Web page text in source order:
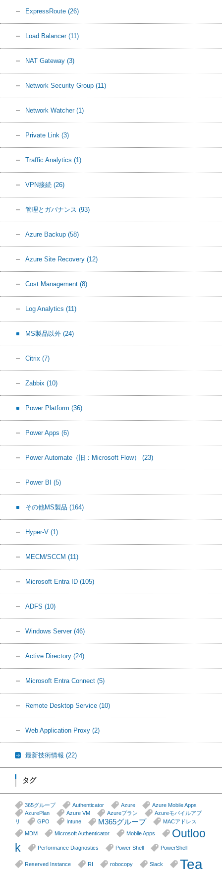
ExpressRoute (26)
Load Balancer (11)
NAT Gateway (3)
Network Security Group (11)
Network Watcher (1)
Private Link (3)
Traffic Analytics (1)
VPN接続 (26)
管理とガバナンス (93)
Azure Backup (58)
Azure Site Recovery (12)
Cost Management (8)
Log Analytics (11)
MS製品以外 (24)
Citrix (7)
Zabbix (10)
Power Platform (36)
Power Apps (6)
Power Automate（旧：Microsoft Flow） (23)
Power BI (5)
その他MS製品 (164)
Hyper-V (1)
MECM/SCCM (11)
Microsoft Entra ID (105)
ADFS (10)
Windows Server (46)
Active Directory (24)
Microsoft Entra Connect (5)
Remote Desktop Service (10)
Web Application Proxy (2)
最新技術情報 (22)
タグ
365グループ Authenticator Azure
Azure Mobile Apps
AzurePlan
Azure VM Azureプラン
Azureモバイルアプ
リ
GPO Intune M365グループ
MACアドレス
MDM
Microsoft Authenticator Mobile Apps
Outloo
k
Performance Diagnostics Power Shell PowerShell
Reserved Instance RI robocopy Slack
Tea